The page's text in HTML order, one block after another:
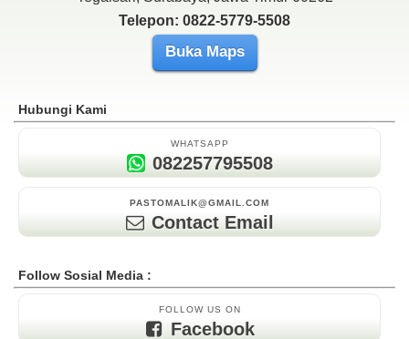
Telepon: 0822-5779-5508
Buka Maps
Hubungi Kami
WHATSAPP
082257795508
PASTOMALIK@GMAIL.COM
Contact Email
Follow Sosial Media :
FOLLOW US ON
Facebook